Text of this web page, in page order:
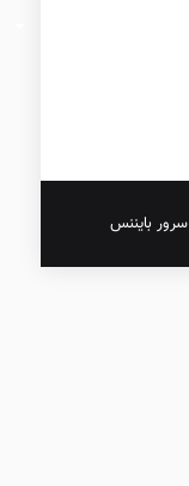
سرور بایننس